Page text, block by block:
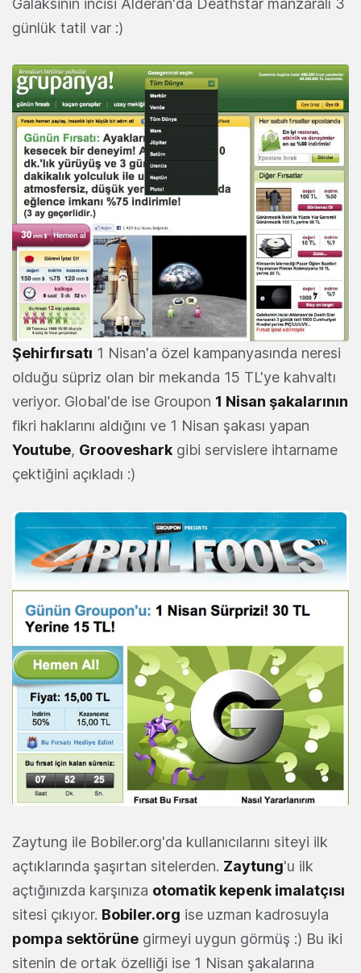
Galaksinin incisi Alderan'da Deathstar manzaralı 3
günlük tatil var :)
Şehirfırsatı 1 Nisan'a özel kampanyasında neresi
olduğu süpriz olan bir mekanda 15 TL'ye kahvaltı
veriyor. Global'de ise Groupon 1 Nisan şakalarının
fikri haklarını aldığını ve 1 Nisan şakası yapan
Youtube, Grooveshark gibi servislere ihtarname
çektiğini açıkladı :)
Zaytung ile Bobiler.org'da kullanıcılarını siteyi ilk
açtıklarında şaşırtan sitelerden. Zaytung'u ilk
açtığınızda karşınıza otomatik kepenk imalatçısı
sitesi çıkıyor. Bobiler.org ise uzman kadrosuyla
pompa sektörüne girmeyi uygun görmüş :) Bu iki
sitenin de ortak özelliği ise 1 Nisan şakalarına